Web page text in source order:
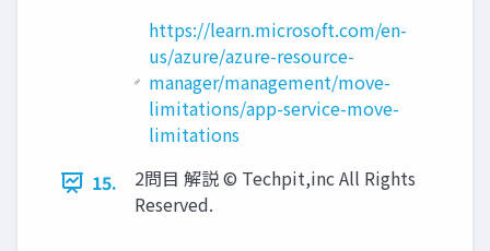
https://learn.microsoft.com/en-
us/azure/azure-resource-
manager/management/move-
limitations/app-service-move-
limitations
15.
2問目 解説 © Techpit,inc All Rights
Reserved.